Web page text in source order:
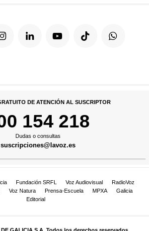
DE ATENCIÓN AL SUSCRIPTOR
154 218
Dudas o consultas
suscripciones@lavoz.es
Fundación SRFL Voz Audiovisual
RadioVoz
Voz Natura Prensa-Escuela MPXA
Galicia
Editorial
GALICIA S.A. Todos los derechos reservados.